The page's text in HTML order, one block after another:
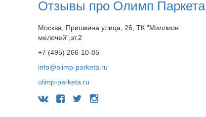
Отзывы про Олимп Паркета
Москва, Пришвина улица, 26, ТК "Миллион
мелочей",эт.2
+7 (495) 266-10-85
info@olimp-parketa.ru
olimp-parketa.ru